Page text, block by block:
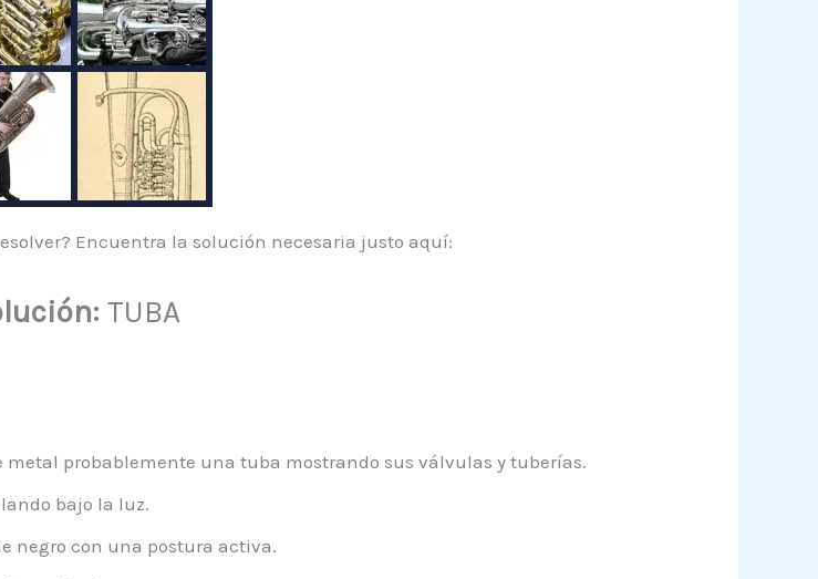
Encuentra la solución necesaria justo aquí:
TUBA
probablemente una tuba mostrando sus válvulas y tuberías.
bajo la luz.
negro con una postura activa.